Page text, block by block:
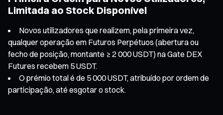
Limitada ao Stock Disponível
Novos utilizadores que realizem, pela primeira vez,
qualquer operação em Futuros Perpétuos (abertura ou
fecho de posição, montante ≥ 2 000 USDT) na Gate DEX
Futures recebem 5 USDT.
O prémio total é de 5 000 USDT, atribuído por ordem de
participação, até esgotar o stock.